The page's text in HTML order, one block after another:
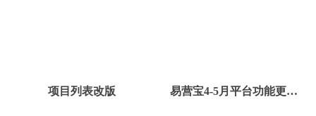
项目列表改版
易营宝4-5月平台功能更新